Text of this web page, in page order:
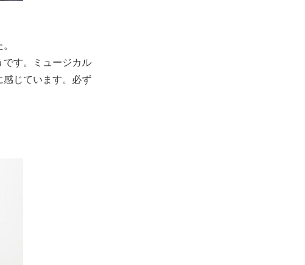
す。ミュージカル
感じています。必ず